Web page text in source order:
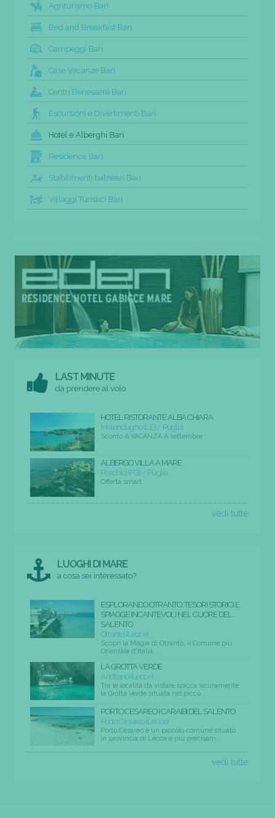
Agriturismo Bari
Bed and Breakfast Bari
Campeggi Bari
Case Vacanze Bari
Centri Benessere Bari
Escursioni e Divertimenti Bari
Hotel e Alberghi Bari
Residence Bari
Stabilimenti balneari Bari
Villaggi Turistici Bari
LAST MINUTE
da prendere al volo
HOTEL RISTORANTE ALBA CHIARA
Melendugno (LE) / Puglia
Sconto A VACANZA A settembre
ALBERGO VILLA A MARE
Peschici (FG) / Puglia
Offerta smart
vedi tutte
LUOGHI DI MARE
a cosa sei interessato?
ESPLORANDO OTRANTO: TESORI STORICI E
SPIAGGE INCANTEVOLI NEL CUORE DEL
SALENTO
Otranto (Lecce)
Scopri la Magia di Otranto, il Comune più
Orientale d'Italia...
LA GROTTA VERDE
Andrano (Lecce)
Tra le località da vistare spicca sicuramente
la Grotta Verde situata nel picco...
PORTO CESAREO I CARAIBI DEL SALENTO
Porto Cesareo (Lecce)
Porto Cesareo è un piccolo comune situato
in provincia di Lecce e più precisam...
vedi tutte